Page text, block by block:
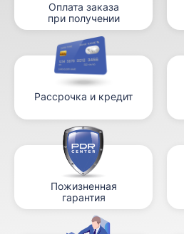
Оплата заказа
при получении
Рассрочка и кредит
Пожизненная
гарантия